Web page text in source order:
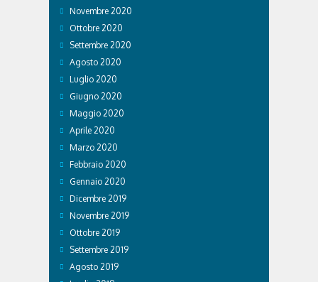
Novembre 2020
Ottobre 2020
Settembre 2020
Agosto 2020
Luglio 2020
Giugno 2020
Maggio 2020
Aprile 2020
Marzo 2020
Febbraio 2020
Gennaio 2020
Dicembre 2019
Novembre 2019
Ottobre 2019
Settembre 2019
Agosto 2019